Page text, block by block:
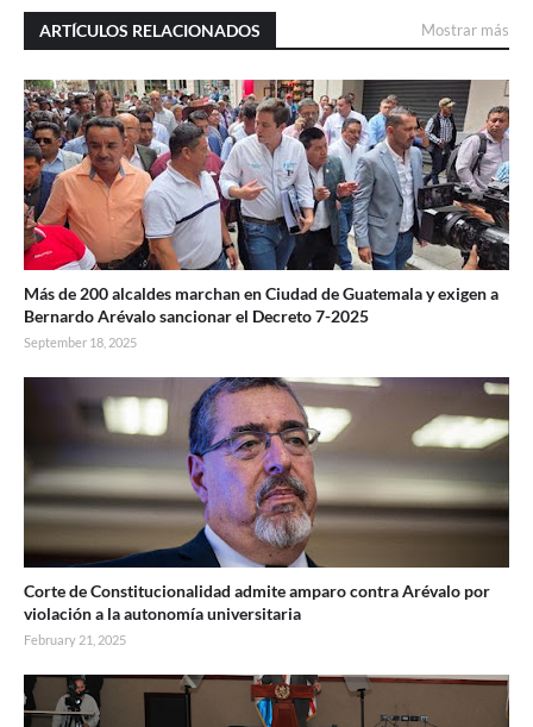
ARTÍCULOS RELACIONADOS Mostrar más
Más de 200 alcaldes marchan en Ciudad de Guatemala y exigen a
Bernardo Arévalo sancionar el Decreto 7-2025
September 18, 2025
Corte de Constitucionalidad admite amparo contra Arévalo por
violación a la autonomía universitaria
February 21, 2025